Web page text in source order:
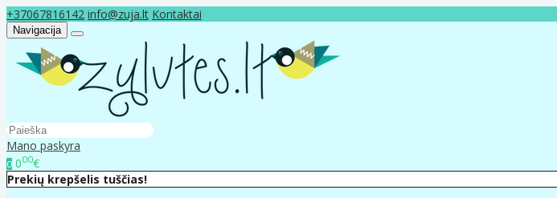
+37067816142 info@zuja.lt Kontaktai
Navigacija
Mano paskyra
0 000€
Prekių krepšelis tuščias!